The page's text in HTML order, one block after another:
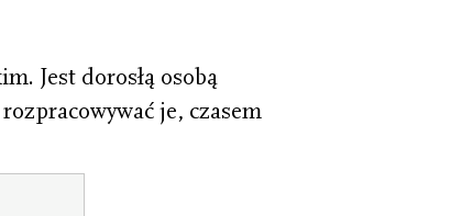
Jest dorosłą osobą
je, czasem